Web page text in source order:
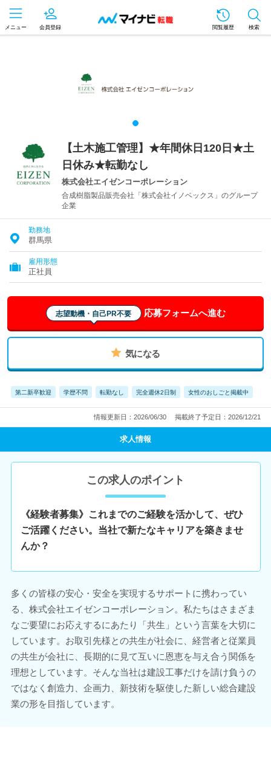
メニュー 会員登録 閲覧履歴 検索
【土木施工管理】★年間休日120日★土
日休み★転勤なし
株式会社エイゼンコーポレーション
合成樹脂製品販売会社「株式会社イノベックス」のグループ
企業
勤務地
群馬県
雇用形態
正社員
志望動機・自己PR不要 応募フォームへ進む
気になる
第二新卒歓迎 学歴不問 転勤なし 完全週休2日制 女性のおしごと掲載中
情報更新日：2026/06/30 掲載終了予定日：2026/12/21
求人情報
この求人のポイント
《経験者募集》これまでのご経験を活かして、ぜひ
ご活躍ください。当社で新たなキャリアを築きませ
んか？
多くの皆様の安心・安全を実現するサポートに携わってい
る、株式会社エイゼンコーポレーション。私たちはさまざま
なご要望にお応えするにあたり「共生」という言葉を大切に
しています。お取引先様との共生が社会に、経営者と従業員
の共生が会社に、長期的に見て互いに恩恵を与え合う関係を
理想としています。そんな当社は建設工事だけを請け負うの
ではなく創造力、企画力、新技術を駆使した新しい総合建設
業の形を目指しています。